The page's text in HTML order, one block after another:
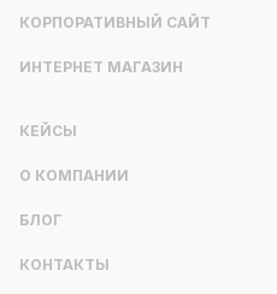
КОРПОРАТИВНЫЙ САЙТ
ИНТЕРНЕТ МАГАЗИН
КЕЙСЫ
О КОМПАНИИ
БЛОГ
КОНТАКТЫ